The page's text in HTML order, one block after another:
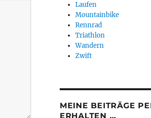
Laufen
Mountainbike
Rennrad
Triathlon
Wandern
Zwift
MEINE BEITRÄGE
ERHALTEN …